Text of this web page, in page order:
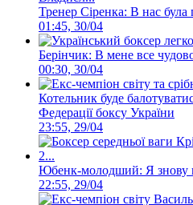
Тренер Сіренка: В нас була
01:45, 30/04
Берінчик: В мене все
00:30, 30/04
Котельник буде
Федерації боксу України
23:55, 29/04
Юбенк-молодший: Я знову
22:55, 29/04